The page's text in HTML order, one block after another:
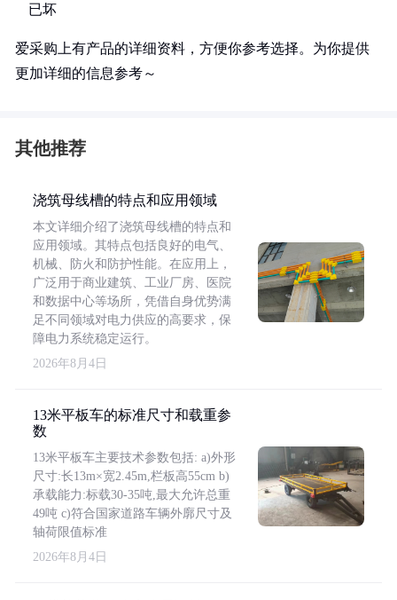
已坏
爱采购上有产品的详细资料，方便你参考选择。为你提供
更加详细的信息参考～
其他推荐
浇筑母线槽的特点和应用领域
本文详细介绍了浇筑母线槽的特点和
应用领域。其特点包括良好的电气、
机械、防火和防护性能。在应用上，
广泛用于商业建筑、工业厂房、医院
和数据中心等场所，凭借自身优势满
足不同领域对电力供应的高要求，保
障电力系统稳定运行。
2026年8月4日
13米平板车的标准尺寸和载重参
数
13米平板车主要技术参数包括: a)外形
尺寸:长13m×宽2.45m,栏板高55cm b)
承载能力:标载30-35吨,最大允许总重
49吨 c)符合国家道路车辆外廓尺寸及
轴荷限值标准
2026年8月4日